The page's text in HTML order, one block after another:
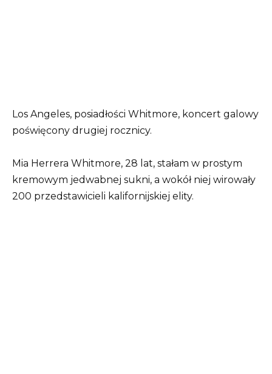
Los Angeles, posiadłości Whitmore, koncert galowy
poświęcony drugiej rocznicy.
Mia Herrera Whitmore, 28 lat, stałam w prostym
kremowym jedwabnej sukni, a wokół niej wirowały
200 przedstawicieli kalifornijskiej elity.